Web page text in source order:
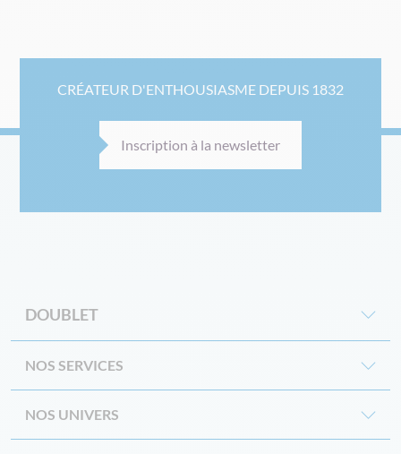
CRÉATEUR D'ENTHOUSIASME DEPUIS 1832
Inscription à la newsletter
DOUBLET
NOS SERVICES
NOS UNIVERS